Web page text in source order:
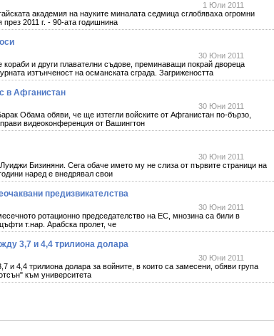
1 Юли 2011
академия на науките миналата седмица сглобяваха огромни
2011 г. - 90-ата годишнина
30 Юни 2011
кораби и други плавателни съдове, преминаващи покрай двореца
изтънченост на османската сграда. Загрижеността
в Афганистан
30 Юни 2011
Обама обяви, че ще изтегли войските от Афганистан по-бързо,
видеоконференция от Вашингтон
30 Юни 2011
Бизиняни. Сега обаче името му не слиза от първите страници на
наред е внедрявал свои
предизвикателства
30 Юни 2011
ротационно председателство на ЕС, мнозина са били в
т.нар. Арабска пролет, че
3,7 и 4,4 трилиона долара
30 Юни 2011
4,4 трилиона долара за войните, в които са замесени, обяви група
към университета